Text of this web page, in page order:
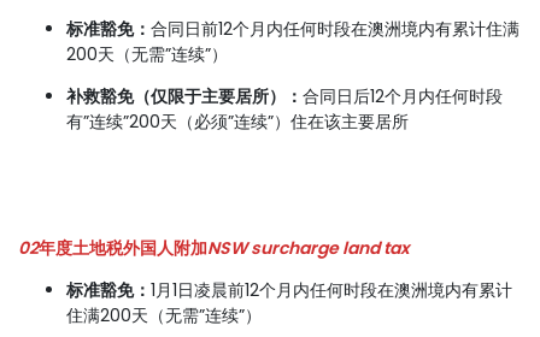
标准豁免： 合同日前12个月内任何时段在澳洲境内有累计住满
200天（无需”连续”）
补救豁免（仅限于主要居所）： 合同日后12个月内任何时段
有”连续”200天（必须”连续”）住在该主要居所
02年度土地税外国人附加NSW surcharge land tax
标准豁免： 1月1日凌晨前12个月内任何时段在澳洲境内有累计
住满200天（无需”连续”）